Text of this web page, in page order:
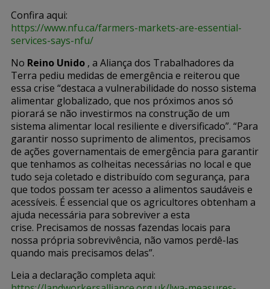
Confira aqui:
https://www.nfu.ca/farmers-markets-are-essential-
services-says-nfu/
No Reino Unido , a Aliança dos Trabalhadores da
Terra pediu medidas de emergência e reiterou que
essa crise “destaca a vulnerabilidade do nosso sistema
alimentar globalizado, que nos próximos anos só
piorará se não investirmos na construção de um
sistema alimentar local resiliente e diversificado”. “Para
garantir nosso suprimento de alimentos, precisamos
de ações governamentais de emergência para garantir
que tenhamos as colheitas necessárias no local e que
tudo seja coletado e distribuído com segurança, para
que todos possam ter acesso a alimentos saudáveis ​​e
acessíveis. É essencial que os agricultores obtenham a
ajuda necessária para sobreviver a esta
crise. Precisamos de nossas fazendas locais para
nossa própria sobrevivência, não vamos perdê-las
quando mais precisamos delas”.
Leia a declaração completa aqui: